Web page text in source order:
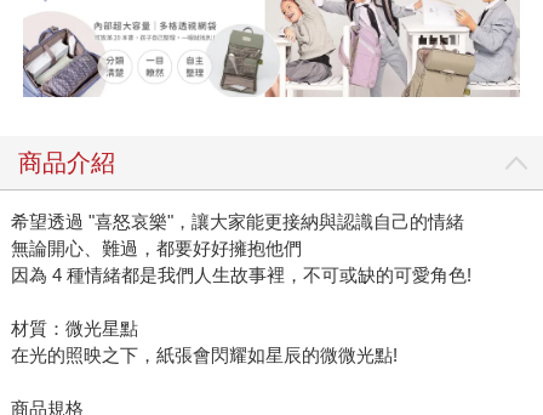
商品介紹
希望透過 "喜怒哀樂"，讓大家能更接納與認識自己的情緒
無論開心、難過，都要好好擁抱他們
因為 4 種情緒都是我們人生故事裡，不可或缺的可愛角色!
材質：微光星點
在光的照映之下，紙張會閃耀如星辰的微微光點!
商品規格